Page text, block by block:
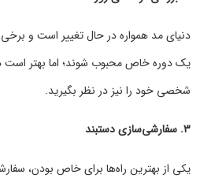
دنیای مد همواره در حال تغییر است و
یک دوره خاص محبوب شوند؛ اما بهتر است
شخصی خود را نیز در نظر بگیرید.
۳. سفارشی‌سازی دستبند
یکی از بهترین راه‌ها برای خاص بودن،